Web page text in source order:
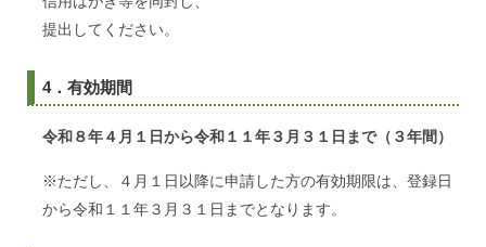
提出してください。
4．有効期間
令和８年４月１日から令和１１年３月３１日まで（３年間）
※ただし、４月１日以降に申請した方の有効期限は、登録日
から令和１１年３月３１日までとなります。